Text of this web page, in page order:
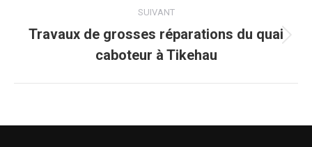
commentaire
SUIVANT
Projets
similaires
Travaux de grosses réparations du quai
caboteur à Tikehau